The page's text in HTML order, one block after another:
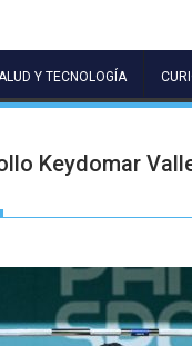
Y TECNOLOGÍA
Keydomar